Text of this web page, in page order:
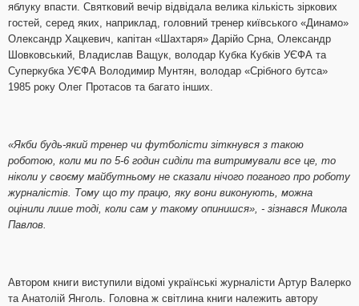
яблуку впасти. Святковий вечір відвідала велика кількість зіркових
гостей, серед яких, наприклад, головний тренер київського «Динамо»
Олександр Хацкевич, капітан «Шахтаря» Дарійо Срна, Олександр
Шовковський, Владислав Ващук, володар Кубка Кубків УЄФА та
Суперкубка УЄФА Володимир Мунтян, володар «Срібного бутса»
1985 року Олег Протасов та багато інших.
«Якби будь-який тренер чи футболісти зіткнувся з такою
роботою, коли ми по 5-6 годин сиділи та витримували все це, то
ніколи у своєму майбутньому не сказали нічого поганого про роботу
журналістів. Тому що ту працю, яку вони виконують, можна
оцінили лише тоді, коли сам у такому опинишся», - зізнався Микола
Павлов.
Автором книги виступили відомі українські журналісти Артур Валерко
та Анатолій Янголь. Головна ж світлина книги належить автору